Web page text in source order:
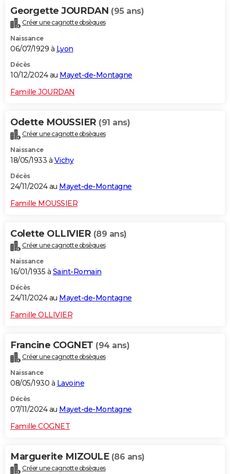
Georgette JOURDAN (95 ans)
Créer une cagnotte obsèques
Naissance
06/07/1929 à Lyon
Décès
10/12/2024 au Mayet-de-Montagne
Famille JOURDAN
Odette MOUSSIER (91 ans)
Créer une cagnotte obsèques
Naissance
18/05/1933 à Vichy
Décès
24/11/2024 au Mayet-de-Montagne
Famille MOUSSIER
Colette OLLIVIER (89 ans)
Créer une cagnotte obsèques
Naissance
16/01/1935 à Saint-Romain
Décès
24/11/2024 au Mayet-de-Montagne
Famille OLLIVIER
Francine COGNET (94 ans)
Créer une cagnotte obsèques
Naissance
08/05/1930 à Lavoine
Décès
07/11/2024 au Mayet-de-Montagne
Famille COGNET
Marguerite MIZOULE (86 ans)
Créer une cagnotte obsèques